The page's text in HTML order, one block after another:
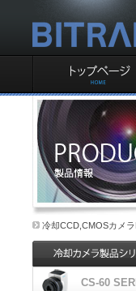
ビットラン株式会社
TOPページ
冷却CCDカメラ製品
冷却CCD,CMOSカメ
CS-60